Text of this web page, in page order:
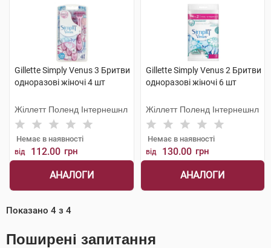
Gillette Simply Venus 3 Бритви
одноразові жіночі 4 шт
Жіллетт Поленд Інтернешнл
Немає в наявності
від 112.00 грн
АНАЛОГИ
Gillette Simply Venus 2 Бритви
одноразові жіночі 6 шт
Жіллетт Поленд Інтернешнл
Немає в наявності
від 130.00 грн
АНАЛОГИ
Показано 4 з 4
Поширені запитання